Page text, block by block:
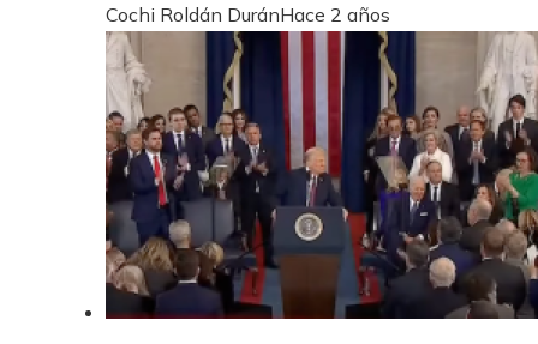
Cochi Roldán DuránHace 2 años